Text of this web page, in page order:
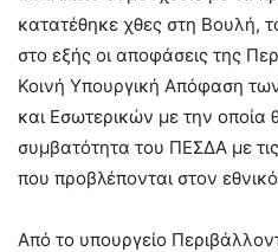
κατατέθηκε χθες στη Βουλή,
στο εξής οι αποφάσεις της
Κοινή Υπουργική Απόφαση
και Εσωτερικών με την οποία
συμβατότητα του ΠΕΣΔΑ με
που προβλέπονται στον
Από το υπουργείο